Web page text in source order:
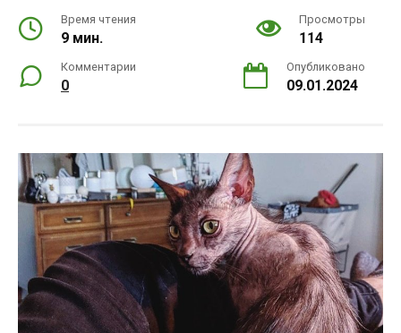
Время чтения
9 мин.
Просмотры
114
Комментарии
0
Опубликовано
09.01.2024